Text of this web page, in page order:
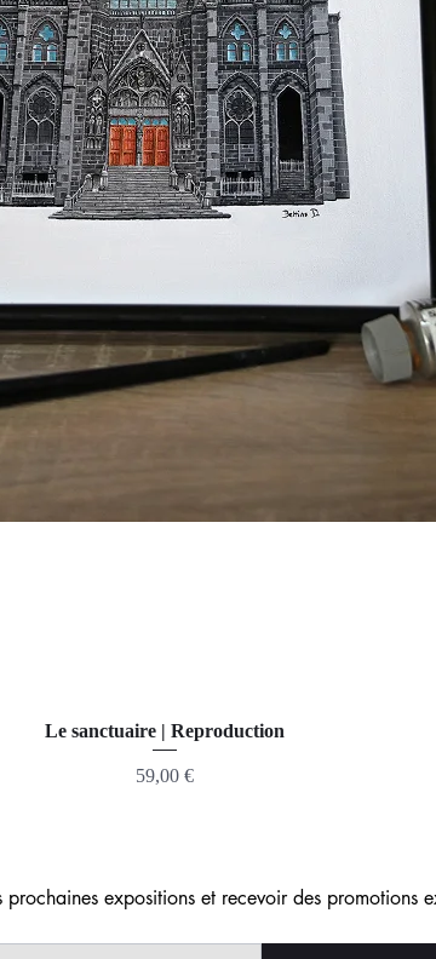
Le sanctuaire | Reproduction
Prix
59,00 €
expositions et recevoir des promotions